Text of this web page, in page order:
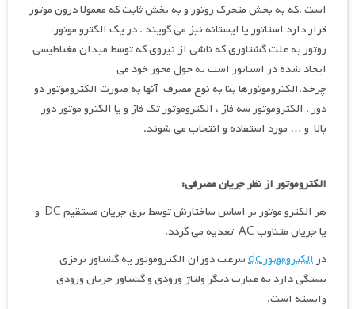
است .که به بخش متحرک روتور و به بخش ثابت که معمولا درون موتور
قرار دارد استاتور یا ایستانه نیز می گویند . در یک الکترو موتور،
روتور به علت گشتاوری که ناشی از نیروی که توسط میدان مغناطیسی
ایجاد شده در استاتور است به حول محور خود می
چرخد.الکتروموتورها بنا به نوع مصرف آنها به صورت الکتروموتور دو
دور ، الکتروموتور سه فاز ، الکتروموتور تک فاز و یا الکترو موتور دور
بالا و … مورد استفاده و انتخاب می شوند.
الکتروموتور از نظر جریان مصرفی:
هر الکترو موتور بر اساس ساختارش توسط برق جریان مستقیم DC و
یا جریان متناوب AC تغذیه می گردد.
درالکتروموتور dc
سرعت دوران الکتروموتور یه گشتاور ترمزی
بستگی دارد به عبارت دیگر ولتاژ ورودی و گشتاور جریان ورودی
وابسته است.